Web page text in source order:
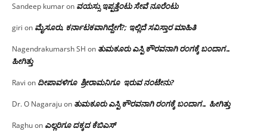
Sandeep kumaron ವಯಸ್ಸು ಇಪ್ಪತ್ತೆಂಟು ಸೇವೆ ನೂರೆಂಟು
giri on ಮೈಸೂರು, ಕರ್ನಾಟಕವಾಗಿದ್ದೇಗೆ?; ಇಲ್ಲಿದೆ ಸವಿಸ್ತಾರ ಮಾಹಿತಿ
Nagendrakumarsh SH on ತುಮಕೂರು ಎಸ್ಪಿ ಕೌರವನಾಗಿ ರಂಗಕ್ಕೆ ಬಂದಾಗ…
ಹೀಗಿತ್ತು
Ravi on ದೀಪಾವಳಿಗೂ ಶ್ರೀರಾಮನಿಗೂ ಇರುವ ನಂಟೇನು?
Dr. O Nagarajuon ತುಮಕೂರು ಎಸ್ಪಿ ಕೌರವನಾಗಿ ರಂಗಕ್ಕೆ ಬಂದಾಗ… ಹೀಗಿತ್ತು
Raghuon ಎಲ್ಲರಿಗೂ ದಕ್ಕದ ಕೆಬಿಎಸ್